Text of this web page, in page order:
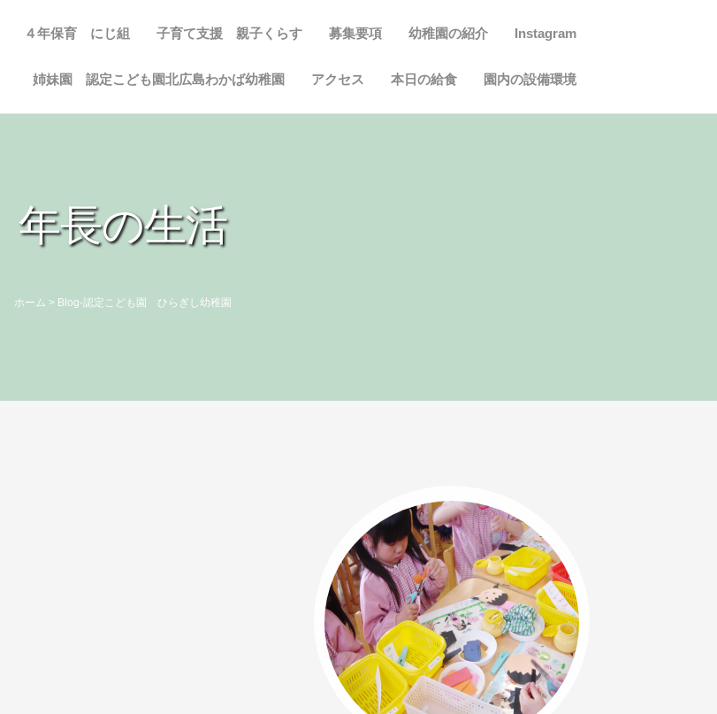
Instagram
幼稚園の紹介
募集要項
子育て支援 親子くらす
４年保育 にじ組
園内の設備環境
本日の給食
アクセス
姉妹園 認定こども園北広島わかば幼稚園
年長の生活
ホーム > Blog-認定こども園 ひらぎし幼稚園